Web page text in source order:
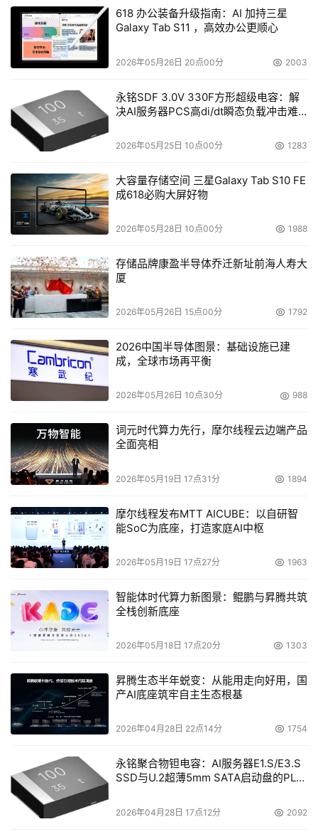
618 办公装备升级指南：AI 加持三星
Galaxy Tab S11 ，高效办公更顺心
2026年05月26日 20点00分 2003
永铭SDF 3.0V 330F方形超级电容：解
决AI服务器PCS高di/dt瞬态负载冲击难
2026年05月25日 10点00分 1283
大容量存储空间 三星Galaxy Tab S10 FE
成618必购大屏好物
2026年05月28日 10点00分 1988
存储品牌康盈半导体乔迁新址前海人寿大
厦
2026年05月26日 15点00分 1792
2026中国半导体图景：基础设施已建
成，全球市场再平衡
2026年05月26日 10点30分 988
词元时代算力先行，摩尔线程云边端产品
全面亮相
2026年05月19日 17点31分 1894
摩尔线程发布MTT AICUBE：以自研智
能SoC为底座，打造家庭AI中枢
2026年05月19日 17点27分 1963
智能体时代算力新图景：鲲鹏与昇腾共筑
全栈创新底座
2026年05月18日 17点20分 1303
昇腾生态半年蜕变：从能用走向好用，国
产AI底座筑牢自主生态根基
2026年04月28日 22点14分 1754
永铭聚合物钽电容：AI服务器E1.S/E3.S
SSD与U.2超薄5mm SATA启动盘的PLP
2026年04月28日 17点12分 2092